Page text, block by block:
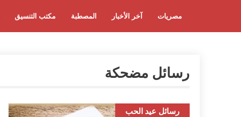
مكتب التنسيق المصطبة آخر الأخبار مصريات
رسائل مضحكة
رسائل عيد الحب